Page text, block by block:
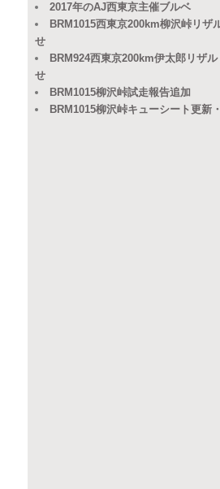
2017年のAJ西東京主催ブルベ
BRM1015西東京200km柳沢峠リザ
せ
BRM924西東京200km伊太郎リザ
せ
BRM1015柳沢峠試走報告追加
BRM1015柳沢峠キューシート更新